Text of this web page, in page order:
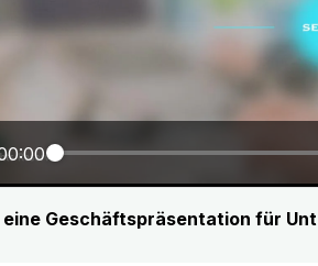
eine Geschäftspräsentation für